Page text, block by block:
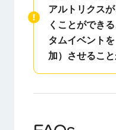
アルトリクス
くことができ
タムイベント
加）させること